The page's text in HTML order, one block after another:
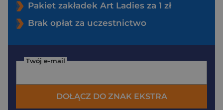
Pakiet zakładek Art Ladies za 1 zł
Brak opłat za uczestnictwo
Twój e-mail
DOŁĄCZ DO ZNAK EKSTRA